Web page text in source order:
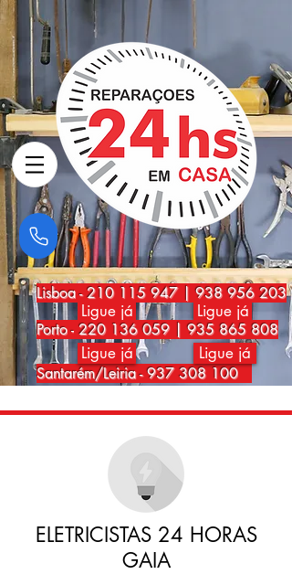
Ligue já Ligue já
Lisboa-210 115 947|938 956 203
Porto- 220 136 059 |935 865 808
Santarém/Leiria -937 308 100
Ligue já Ligue já
ELETRICISTAS 24 HORAS
GAIA